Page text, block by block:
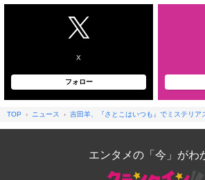
X
フォロー
TOP ニュース 吉田羊、『さとこはいつも』でミステリ
エンタメの「今」がわ